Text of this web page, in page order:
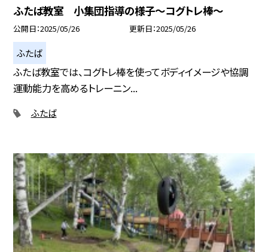
ふたば教室 小集団指導の様子～コグトレ棒～
公開日 2025/05/26 更新日 2025/05/26
ふたば
ふたば教室では、コグトレ棒を使ってボディイメージや協調
運動能力を高めるトレーニン...
ふたば